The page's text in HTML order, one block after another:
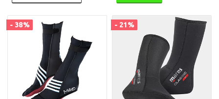
- 38% - 21%